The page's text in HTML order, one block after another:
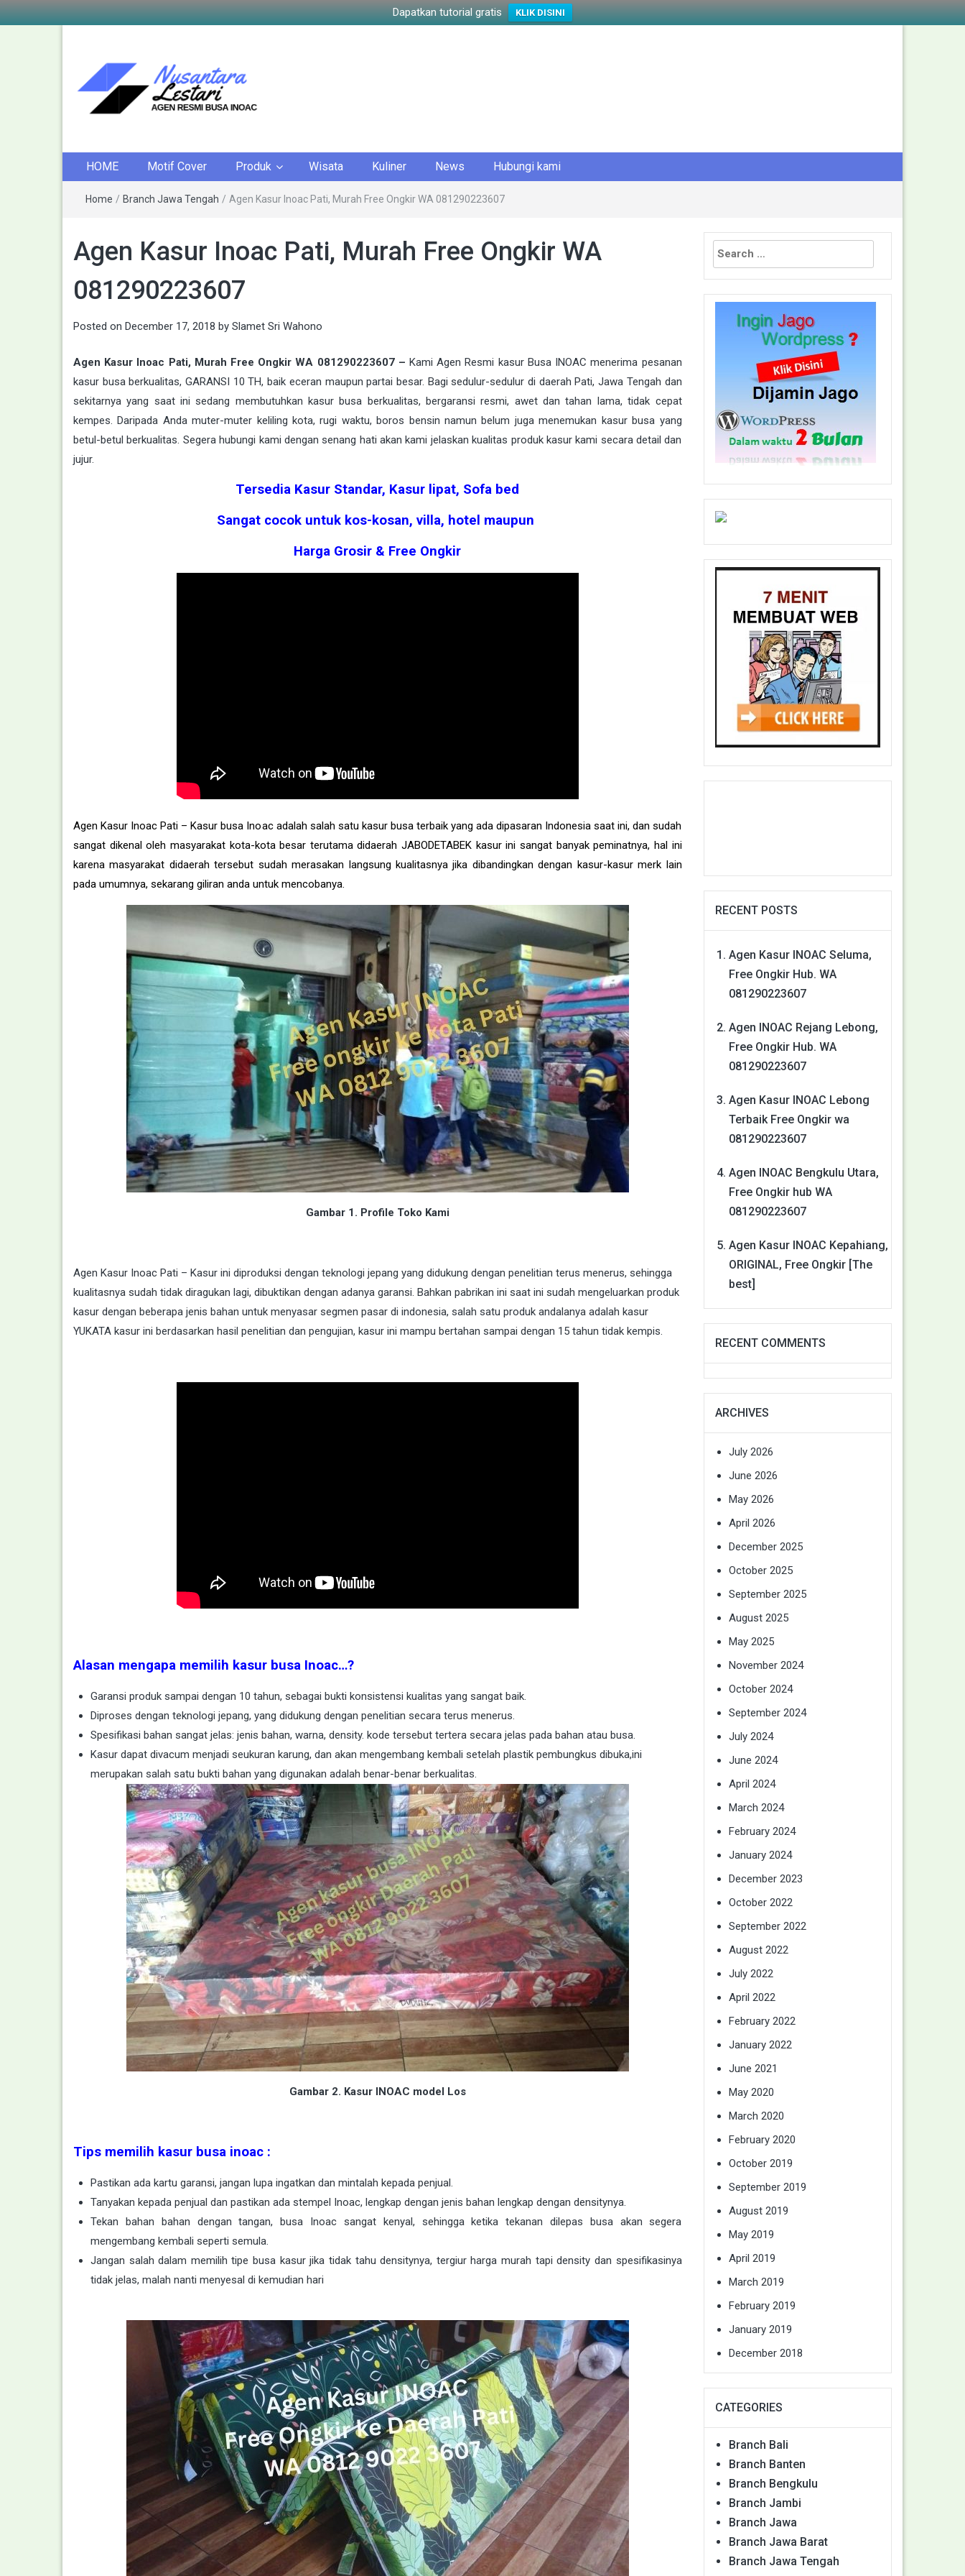
Dapatkan tutorial gratis KLIK DISINI
INOAC
HOME Motif Cover Produk Wisata Kuliner News Hubungi kami
Home / Branch Jawa Tengah / Agen Kasur Inoac Pati, Murah Free Ongkir WA 081290223607
Agen Kasur Inoac Pati, Murah Free Ongkir WA
081290223607
Posted on December 17, 2018 by Slamet Sri Wahono
Agen Kasur Inoac Pati, Murah Free Ongkir WA 081290223607 –Kami Agen Resmi kasur Busa INOAC menerima pesanan
kasur busa berkualitas, GARANSI 10 TH, baik eceran maupun partai besar. Bagi sedulur-sedulur di daerahPati, Jawa Tengah dan
sekitarnya yang saat ini sedang membutuhkan kasur busa berkualitas, bergaransi resmi, awet dan tahan lama, tidak cepat
kempes. Daripada Anda muter-muter keliling kota, rugi waktu, boros bensin namun belum juga menemukan kasur busa yang
betul-betul berkualitas. Segera hubungi kami dengan senang hati akan kami jelaskan kualitas produk kasur kami secara detail dan
jujur.
Tersedia Kasur Standar, Kasur lipat, Sofa bed
Sangat cocok untuk kos-kosan, villa, hotel maupun
Harga Grosir & Free Ongkir
Agen Kasur Inoac Pati – Kasur busa Inoac adalah salah satu kasur busa terbaik yang ada dipasaran Indonesia saat ini, dan sudah
sangat dikenal oleh masyarakat kota-kota besar terutama didaerah JABODETABEK kasur ini sangat banyak peminatnya, hal ini
karena masyarakat didaerah tersebut sudah merasakan langsung kualitasnya jika dibandingkan dengan kasur-kasur merk lain
pada umumnya, sekarang giliran anda untuk mencobanya.
Gambar 1. Profile Toko Kami
Agen Kasur Inoac Pati – Kasur ini diproduksi dengan teknologi jepang yang didukung dengan penelitian terus menerus, sehingga
kualitasnya sudah tidak diragukan lagi, dibuktikan dengan adanya garansi. Bahkan pabrikan ini saat ini sudah mengeluarkan produk
kasur dengan beberapa jenis bahan untuk menyasar segmen pasar di indonesia, salah satu produk andalanya adalah kasur
YUKATA kasur ini berdasarkan hasil penelitian dan pengujian, kasur ini mampu bertahan sampai dengan 15 tahun tidak kempis.
Alasan mengapa memilih kasur busa Inoac…?
Garansi produk sampai dengan 10 tahun, sebagai bukti konsistensi kualitas yang sangat baik.
Diproses dengan teknologi jepang, yang didukung dengan penelitian secara terus menerus.
Spesifikasi bahan sangat jelas: jenis bahan, warna, density. kode tersebut tertera secara jelas pada bahan atau busa.
Kasur dapat divacum menjadi seukuran karung, dan akan mengembang kembali setelah plastik pembungkus dibuka,ini
merupakan salah satu bukti bahan yang digunakan adalah benar-benar berkualitas.
Gambar 2. Kasur INOAC model Los
Tips memilih kasur busa inoac :
Pastikan ada kartu garansi, jangan lupa ingatkan dan mintalah kepada penjual.
Tanyakan kepada penjual dan pastikan ada stempel Inoac, lengkap dengan jenis bahan lengkap dengan densitynya.
Tekan bahan bahan dengan tangan, busa Inoac sangat kenyal, sehingga ketika tekanan dilepas busa akan segera
mengembang kembali seperti semula.
Jangan salah dalam memilih tipe busa kasur jika tidak tahu densitynya, tergiur harga murah tapi density dan spesifikasinya
tidak jelas, malah nanti menyesal di kemudian hari
Search
for:
RECENT POSTS
Agen Kasur INOAC Seluma,
Free Ongkir Hub. WA
081290223607
Agen INOAC Rejang Lebong,
Free Ongkir Hub. WA
081290223607
Agen Kasur INOAC Lebong
Terbaik Free Ongkir wa
081290223607
Agen INOAC Bengkulu Utara,
Free Ongkir hub WA
081290223607
Agen Kasur INOAC Kepahiang,
ORIGINAL, Free Ongkir [The
best]
RECENT COMMENTS
ARCHIVES
July 2026
June 2026
May 2026
April 2026
December 2025
October 2025
September 2025
August 2025
May 2025
November 2024
October 2024
September 2024
July 2024
June 2024
April 2024
March 2024
February 2024
January 2024
December 2023
October 2022
September 2022
August 2022
July 2022
April 2022
February 2022
January 2022
June 2021
May 2020
March 2020
February 2020
October 2019
September 2019
August 2019
May 2019
April 2019
March 2019
February 2019
January 2019
December 2018
CATEGORIES
Branch Bali
Branch Banten
Branch Bengkulu
Branch Jambi
Branch Jawa
Branch Jawa Barat
Branch Jawa Tengah